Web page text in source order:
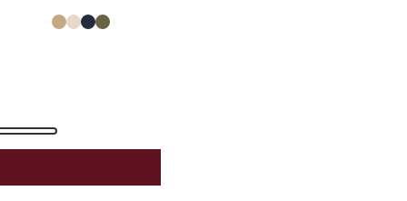
Produkten finns i färgerna:
Khaki Beige
Ivory,
Navy Blue
Capers,